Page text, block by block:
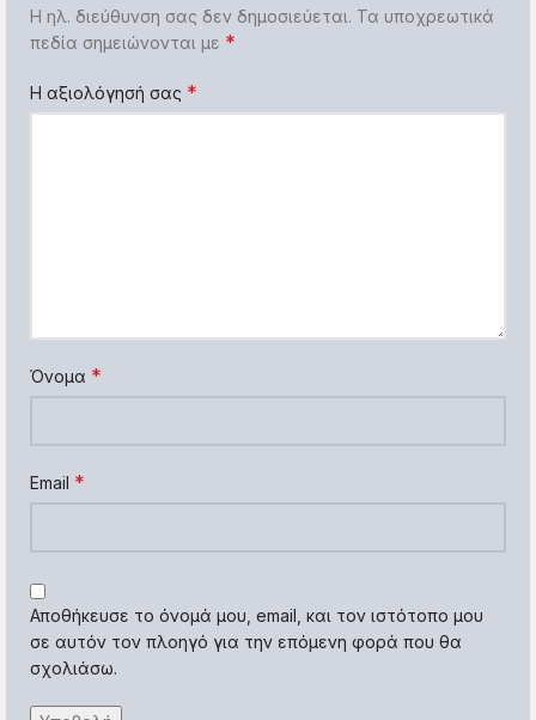
Η ηλ. διεύθυνση σας δεν δημοσιεύεται. Τα υποχρεωτικά
πεδία σημειώνονται με *
Η αξιολόγησή σας *
Όνομα *
Email *
Αποθήκευσε το όνομά μου, email, και τον ιστότοπο μου
σε αυτόν τον πλοηγό για την επόμενη φορά που θα
σχολιάσω.